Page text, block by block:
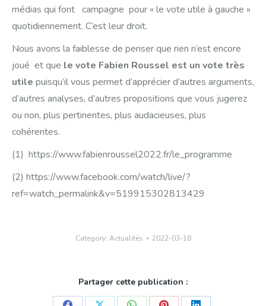
médias qui font campagne pour « le vote utile à gauche »
quotidiennement. C’est leur droit.
Nous avons la faiblesse de penser que rien n’est encore
joué et que le vote Fabien Roussel est un vote très
utile puisqu’il vous permet d’apprécier d’autres arguments,
d’autres analyses, d’autres propositions que vous jugerez
ou non, plus pertinentes, plus audacieuses, plus
cohérentes.
(1) https://www.fabienroussel2022.fr/le_programme
(2) https://www.facebook.com/watch/live/?
ref=watch_permalink&v=519915302813429
Category: Actualités 2022-03-18
Partager cette publication :